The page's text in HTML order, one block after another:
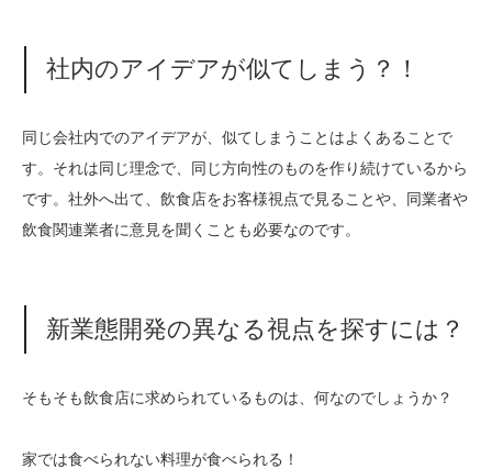
社内のアイデアが似てしまう？！
同じ会社内でのアイデアが、似てしまうことはよくあることで
す。それは同じ理念で、同じ方向性のものを作り続けているから
です。社外へ出て、飲食店をお客様視点で見ることや、同業者や
飲食関連業者に意見を聞くことも必要なのです。
新業態開発の異なる視点を探すには？
そもそも飲食店に求められているものは、何なのでしょうか？
家では食べられない料理が食べられる！